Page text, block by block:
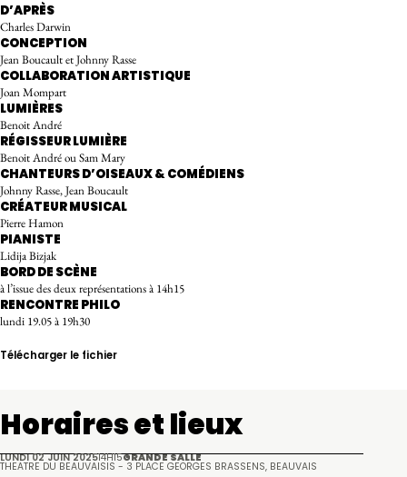
D’APRÈS
Charles Darwin
CONCEPTION
Jean Boucault et Johnny Rasse
COLLABORATION ARTISTIQUE
Joan Mompart
LUMIÈRES
Benoit André
RÉGISSEUR LUMIÈRE
Benoit André ou Sam Mary
CHANTEURS D’OISEAUX & COMÉDIENS
Johnny Rasse, Jean Boucault
CRÉATEUR MUSICAL
Pierre Hamon
PIANISTE
Lidija Bizjak
BORD DE SCÈNE
à l’issue des deux représentations à 14h15
RENCONTRE PHILO
lundi 19.05 à 19h30
Télécharger le fichier
Horaires et lieux
LUNDI 02 JUIN 202514H15GRANDE SALLE
THÉÂTRE DU BEAUVAISIS - 3 PLACE GEORGES BRASSENS, BEAUVAIS